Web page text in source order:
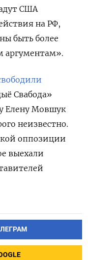
США
на РФ,
быть более
аргументам».
Свабода»
Елену Мовшук
неизвестно.
оппозиции
выехали